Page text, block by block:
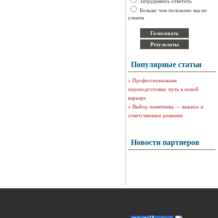
Больше чем положено мы не
узнаем
Популярные статьи
» Профессиональная
переподготовка: путь к новой
карьере
» Выбор памятника — важное и
ответственное решение
Новости партнеров